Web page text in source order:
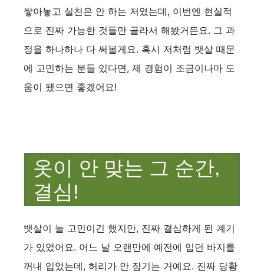
쌓아놓고 실천은 안 하는 저였는데, 이번엔 현실적
으로 진짜 가능한 것들만 골라서 해봤거든요. 그 과
정을 하나하나 다 써볼게요. 혹시 저처럼 뱃살 때문
에 고민하는 분들 있다면, 제 경험이 조금이나마 도
움이 됐으면 좋겠어요!
옷이 안 맞는 그 순간,
결심!
뱃살이 늘 고민이긴 했지만, 진짜 결심하게 된 계기
가 있었어요. 어느 날 오랜만에 예전에 입던 바지를
꺼내 입었는데, 허리가 안 잠기는 거예요. 진짜 당황